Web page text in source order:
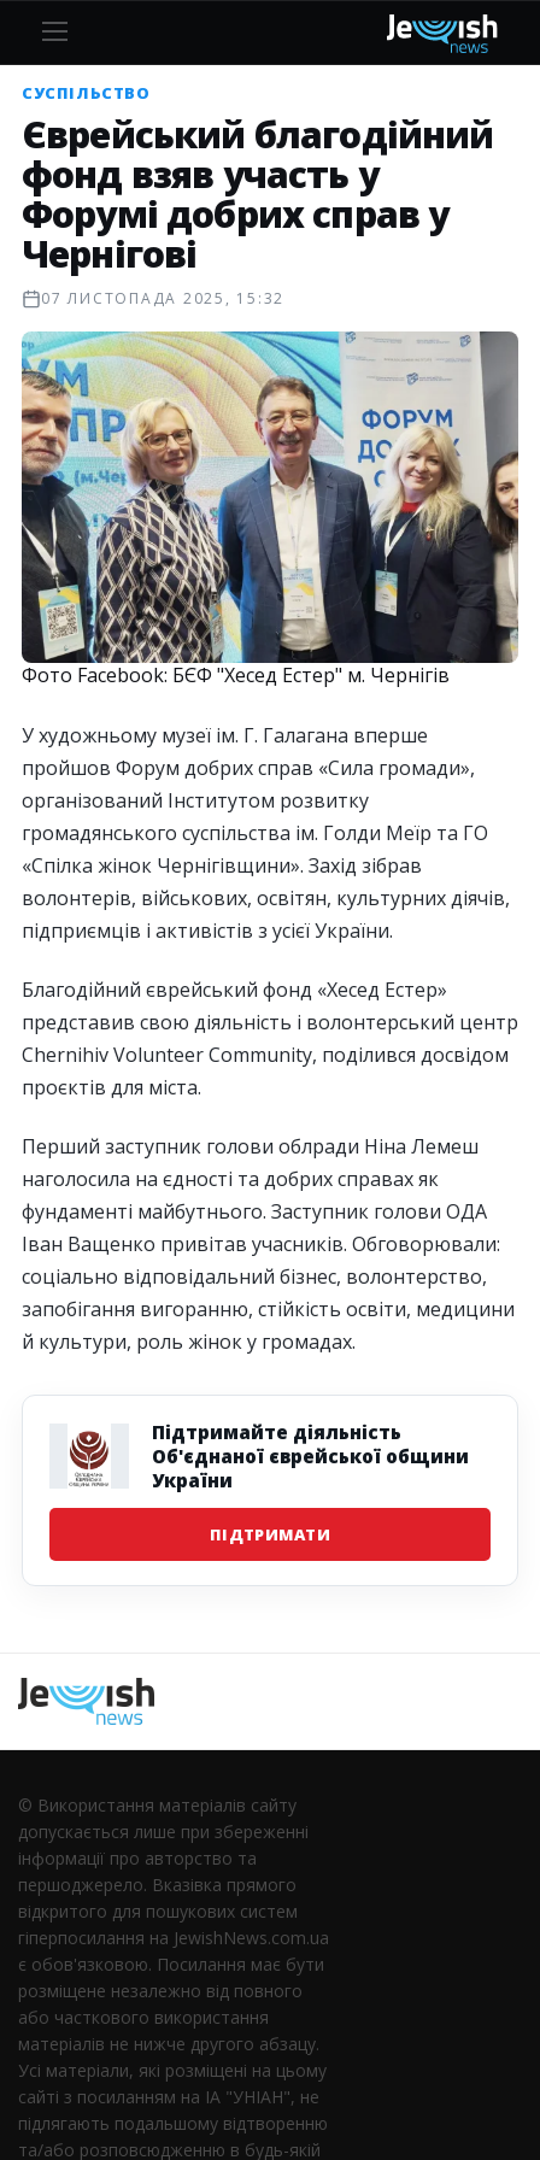
СУСПІЛЬСТВО
Єврейський благодійний
фонд взяв участь у
Форумі добрих справ у
Чернігові
07 ЛИСТОПАДА 2025, 15:32
Фото Facebook: БЄФ "Хесед Естер" м. Чернігів
У художньому музеї ім. Г. Галагана вперше
пройшов Форум добрих справ «Сила громади»,
організований Інститутом розвитку
громадянського суспільства ім. Голди Меїр та ГО
«Спілка жінок Чернігівщини». Захід зібрав
волонтерів, військових, освітян, культурних діячів,
підприємців і активістів з усієї України.
Благодійний єврейський фонд «Хесед Естер»
представив свою діяльність і волонтерський центр
Chernihiv Volunteer Community, поділився досвідом
проєктів для міста.
Перший заступник голови облради Ніна Лемеш
наголосила на єдності та добрих справах як
фундаменті майбутнього. Заступник голови ОДА
Іван Ващенко привітав учасників. Обговорювали:
соціально відповідальний бізнес, волонтерство,
запобігання вигоранню, стійкість освіти, медицини
й культури, роль жінок у громадах.
Підтримайте діяльність
Об'єднаної єврейської общини
України
ПІДТРИМАТИ
© Використання матеріалів сайту
допускається лише при збереженні
інформації про авторство та
першоджерело. Вказівка ​​прямого
відкритого для пошукових систем
гіперпосилання на JewishNews.com.ua
є обов'язковою. Посилання має бути
розміщене незалежно від повного
або часткового використання
матеріалів не нижче другого абзацу.
Усі матеріали, які розміщені на цьому
сайті з посиланням на ІА "УНІАН", не
підлягають подальшому відтворенню
та/або розповсюдженню в будь-якій